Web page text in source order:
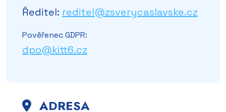
Ředitel: reditel@zsverycaslavske.cz
Pověřenec GDPR:
dpo@kitt6.cz
ADRESA